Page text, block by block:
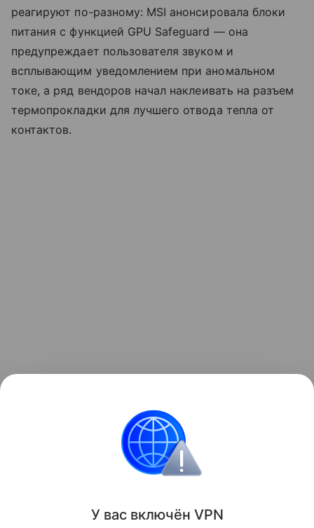
реагируют по-разному: MSI анонсировала блоки
питания с функцией GPU Safeguard — она
предупреждает пользователя звуком и
всплывающим уведомлением при аномальном
токе, а ряд вендоров начал наклеивать на разъем
термопрокладки для лучшего отвода тепла от
контактов.
Ранее мы рассказывали, как у геймера
прямо во время тестирования Battlefield
Поделиться
У вас включён VPN